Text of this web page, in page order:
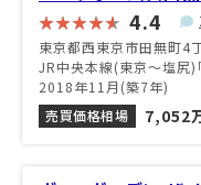
4.4
東京都西東京市田無町4
JR中央本線(東京～塩尻)
2018年11月(築7年)
売買価格相場
7,052